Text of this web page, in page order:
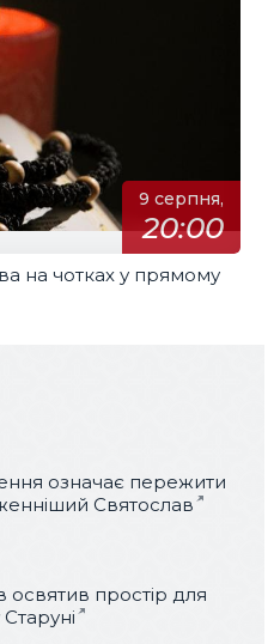
9 серпня,
20:00
на чотках у прямому
означає пережити
Святослав
простір для